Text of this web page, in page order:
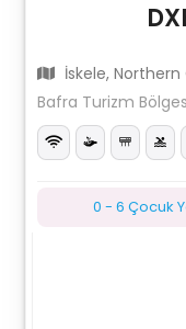
İskele, Northern
Bafra Turizm
0 - 6 Çocuk